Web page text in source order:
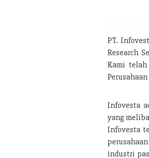
PT.
Research
Kami
Infovesta
yang
Infovesta
industri